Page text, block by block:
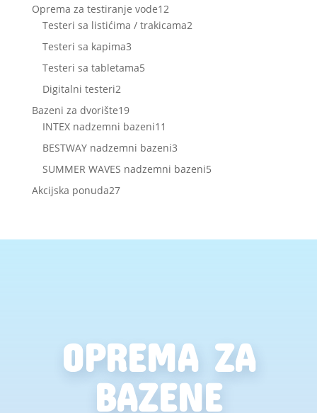
Oprema za testiranje vode1212
proizvoda
Testeri sa listićima / trakicama22
Testeri sa kapima33
proizvoda
Testeri sa tabletama55
Digitalni testeri22
proizvoda
Bazeni za dvorište1919
proizvoda
INTEX nadzemni bazeni11
proizvoda
BESTWAY nadzemni bazeni33
proizvoda
SUMMER WAVES nadzemni bazeni55
Akcijska ponuda2727
OPREMA ZA
BAZENE